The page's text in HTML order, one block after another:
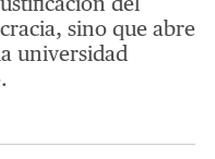
sino que abre
universidad